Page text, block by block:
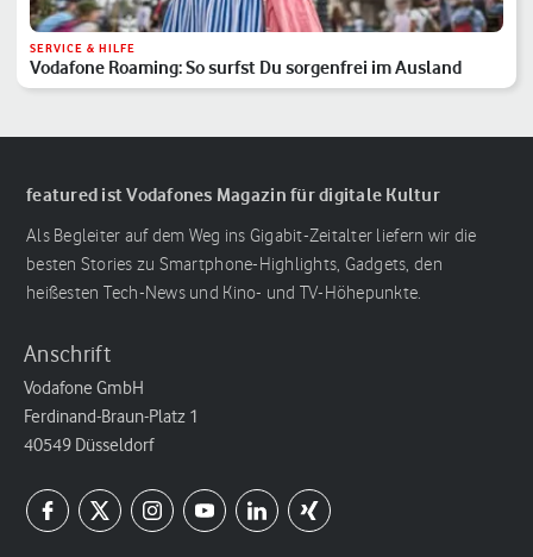
SERVICE & HILFE
Vodafone Roaming: So surfst Du sorgenfrei im Ausland
featured ist Vodafones Magazin für digitale Kultur
Als Begleiter auf dem Weg ins Gigabit-Zeitalter liefern wir die
besten Stories zu Smartphone-Highlights, Gadgets, den
heißesten Tech-News und Kino- und TV-Höhepunkte.
Anschrift
Vodafone GmbH
Ferdinand-Braun-Platz 1
40549 Düsseldorf